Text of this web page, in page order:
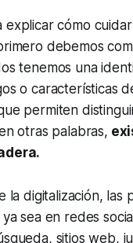
explicar cómo
debemos
tenemos una
o características
permiten
otras palabras,
la digitalización, las
sea en redes
sitios web,